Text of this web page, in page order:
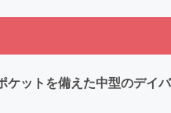
ットを備えた中型のデイ